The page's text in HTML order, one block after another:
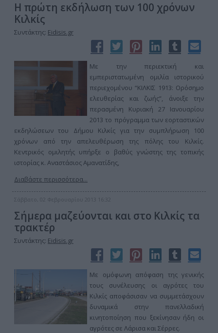
Η πρώτη εκδήλωση των 100 χρόνων
Κιλκίς
Συντάκτης: Eidisis.gr
Με την περιεκτική και
εμπεριστατωμένη ομιλία ιστορικού
περιεχομένου “ΚΙΛΚΙΣ 1913: Ορόσημο
ελευθερίας και ζωής”, άνοιξε την
περασμένη Κυριακή 27 Ιανουαρίου
2013 το πρόγραμμα των εορταστικών
εκδηλώσεων του Δήμου Κιλκίς για την συμπλήρωση 100
χρόνων από την απελευθέρωση της πόλης του Κιλκίς.
Κεντρικός ομιλητής υπήρξε ο βαθύς γνώστης της τοπικής
ιστορίας κ. Αναστάσιος Αμανατίδης,
Διαβάστε περισσότερα...
Σάββατο, 02 Φεβρουαρίου 2013 16:32
Σήμερα μαζεύονται και στο Κιλκίς τα
τρακτέρ
Συντάκτης: Eidisis.gr
Με ομόφωνη απόφαση της γενικής
τους συνέλευσης οι αγρότες του
Κιλκίς αποφάσισαν να συμμετάσχουν
δυναμικά στην πανελλαδική
κινητοποίηση που ξεκίνησαν ήδη οι
αγρότες σε Λάρισα και Σέρρες.